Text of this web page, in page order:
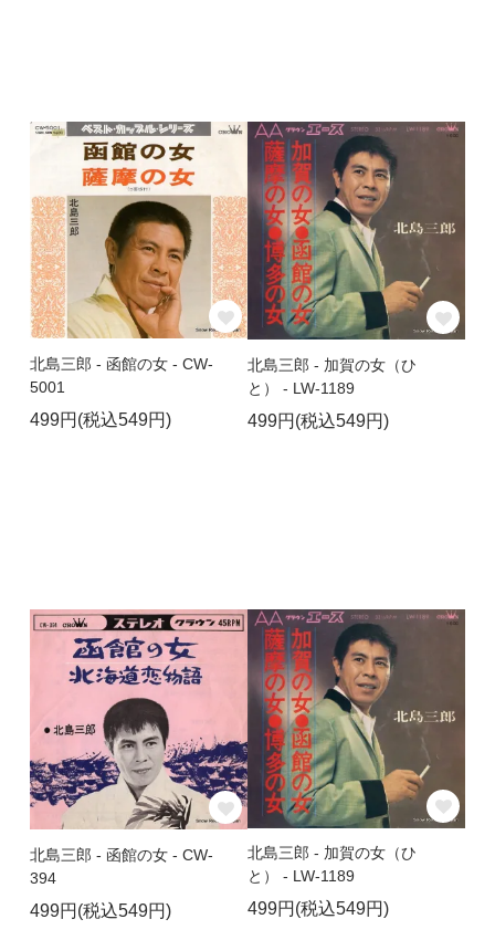
北島三郎 - 函館の女 - CW-
5001
499円(税込549円)
北島三郎 - 加賀の女（ひ
と） - LW-1189
499円(税込549円)
北島三郎 - 函館の女 - CW-
394
499円(税込549円)
北島三郎 - 加賀の女（ひ
と） - LW-1189
499円(税込549円)